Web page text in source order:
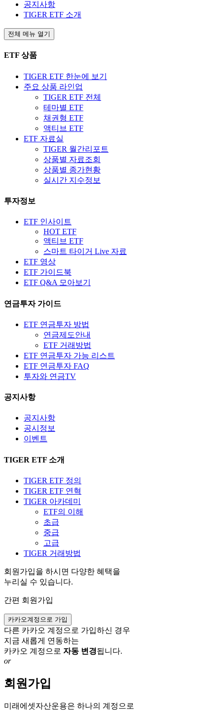
공지사항
TIGER ETF 소개
전체 메뉴 열기
ETF 상품
TIGER ETF 한눈에 보기
주요 상품 라인업
TIGER ETF 전체
테마별 ETF
채권형 ETF
액티브 ETF
ETF 자료실
TIGER 월간리포트
상품별 자료조회
상품별 종가현황
실시간 지수정보
투자정보
ETF 인사이트
HOT ETF
액티브 ETF
스마트 타이거 Live 자료
ETF 영상
ETF 가이드북
ETF Q&A 모아보기
연금투자 가이드
ETF 연금투자 방법
연금제도안내
ETF 거래방법
ETF 연금투자 가능 리스트
ETF 연금투자 FAQ
투자와 연금TV
공지사항
공지사항
공시정보
이벤트
TIGER ETF 소개
TIGER ETF 정의
TIGER ETF 연혁
TIGER 아카데미
ETF의 이해
초급
중급
고급
TIGER 거래방법
회원가입을 하시면 다양한 혜택을
누리실 수 있습니다.
간편 회원가입
카카오계정으로 가입
다른 카카오 계정으로 가입하신 경우
지금 새롭게 연동하는
카카오 계정으로 자동 변경됩니다.
or
회원가입
미래에셋자산운용은 하나의 계정으로